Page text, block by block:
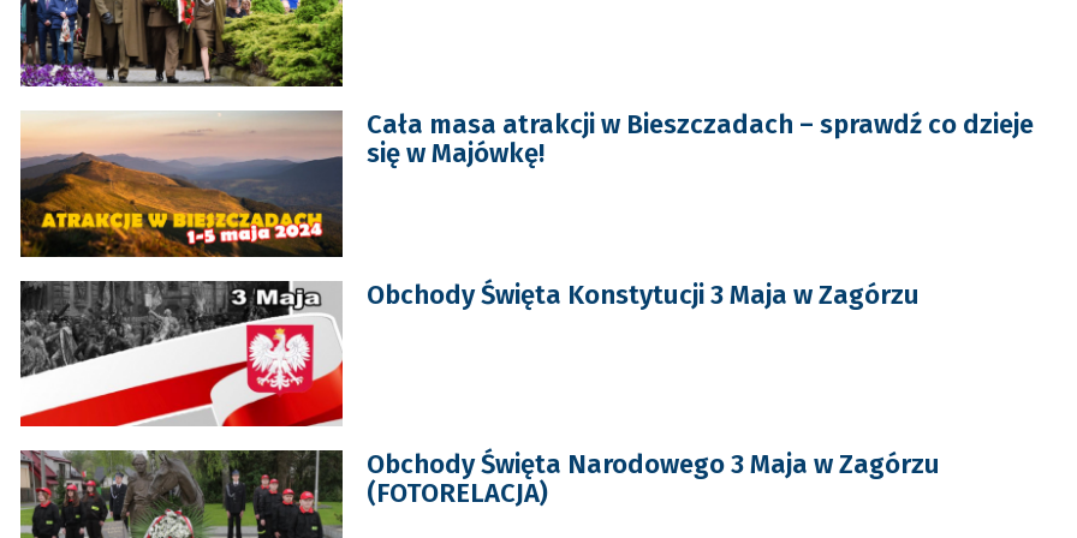
Cała masa atrakcji w Bieszczadach – sprawdź co dzieje
się w Majówkę!
Obchody Święta Konstytucji 3 Maja w Zagórzu
Obchody Święta Narodowego 3 Maja w Zagórzu
(FOTORELACJA)